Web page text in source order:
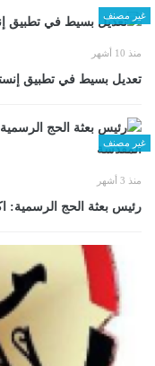
غير مصنف
منذ 10 أشهر
تعديل بسيط في تطبيق
غير مصنف
منذ 3 أشهر
رئيس بعثة الحج الرسمية: